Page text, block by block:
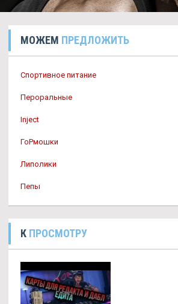
МОЖЕМ ПРЕДЛОЖИТЬ
Спортивное питание
Пероральные
Inject
ГоРмошки
Липолики
Пепы
К ПРОСМОТРУ